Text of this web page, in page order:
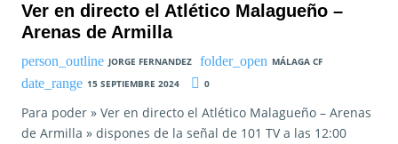
Ver en directo el Atlético Malagueño –
Arenas de Armilla
JORGE FERNANDEZ
MÁLAGA CF
15 SEPTIEMBRE 2024
0
Para poder » Ver en directo el Atlético Malagueño – Arenas
de Armilla » dispones de la señal de 101 TV a las 12:00